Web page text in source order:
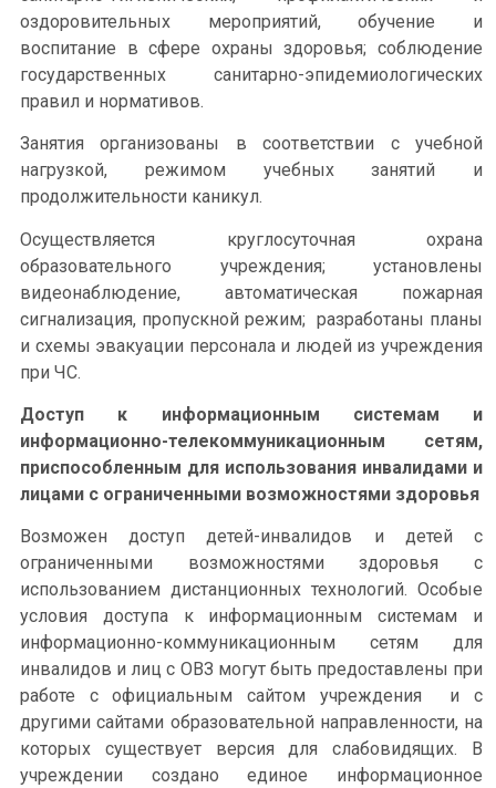
оздоровительных мероприятий, обучение и
воспитание в сфере охраны здоровья; соблюдение
государственных санитарно-эпидемиологических
правил и нормативов.
Занятия организованы в соответствии с учебной
нагрузкой, режимом учебных занятий и
продолжительности каникул.
Осуществляется круглосуточная охрана
образовательного учреждения; установлены
видеонаблюдение, автоматическая пожарная
сигнализация, пропускной режим; разработаны планы
и схемы эвакуации персонала и людей из учреждения
при ЧС.
Доступ к информационным системам и
информационно-телекоммуникационным сетям,
приспособленным для использования инвалидами и
лицами с ограниченными возможностями здоровья
Возможен доступ детей-инвалидов и детей с
ограниченными возможностями здоровья с
использованием дистанционных технологий. Особые
условия доступа к информационным системам и
информационно-коммуникационным сетям для
инвалидов и лиц с ОВЗ могут быть предоставлены при
работе с официальным сайтом учреждения и с
другими сайтами образовательной направленности, на
которых существует версия для слабовидящих. В
учреждении создано единое информационное